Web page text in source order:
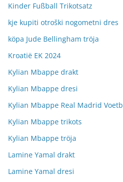
Kinder Fußball Trikotsatz
kje kupiti otroški nogometni dres
köpa Jude Bellingham tröja
Kroatië EK 2024
Kylian Mbappe drakt
Kylian Mbappe dresi
Kylian Mbappe Real Madrid
Kylian Mbappe trikots
Kylian Mbappe tröja
Lamine Yamal drakt
Lamine Yamal dresi